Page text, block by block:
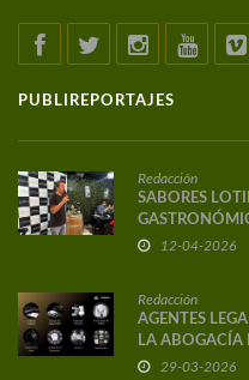
PUBLIREPORTAJES
Redacción
SABORES
DE AUTOR
12-04-2026
Redacción
AGENTES
LA ABOGACÍA
29-03-2026